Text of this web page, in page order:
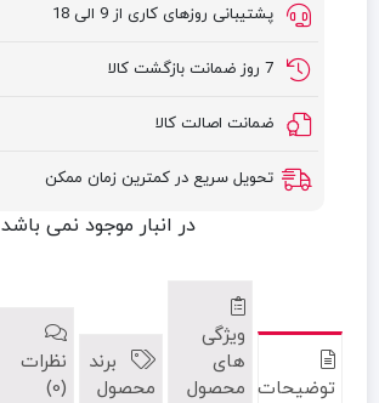
پشتیبانی روزهای کاری از 9 الی 18
7 روز ضمانت بازگشت کالا
ضمانت اصالت کالا
تحویل سریع در کمترین زمان ممکن
در انبار موجود نمی باشد
توضیحات
ویژگی
های
محصول
برند
محصول
نظرات
(0)